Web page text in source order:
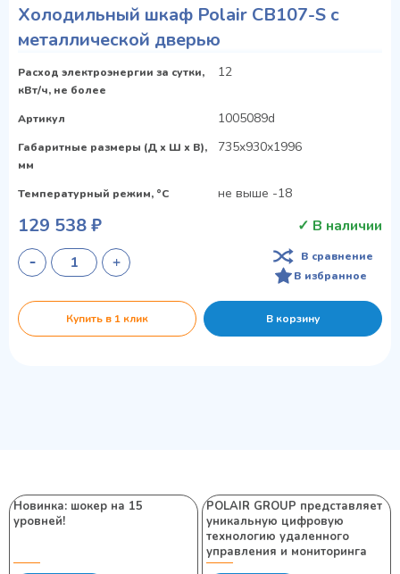
Холодильный шкаф Polair CB107-S с
металлической дверью
Расход электроэнергии за сутки,
кВт/ч, не более
12
Артикул 1005089d
Габаритные размеры (Д х Ш х В),
мм
735x930x1996
Температурный режим, °C не выше -18
129 538 ₽ ✓ В наличии
В сравнение
В избранное
Купить в 1 клик В корзину
Новинка: шокер на 15
уровней!
POLAIR GROUP представляет
уникальную цифровую
технологию удаленного
управления и мониторинга